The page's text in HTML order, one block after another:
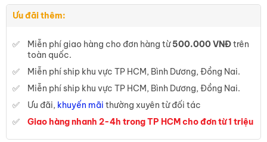
Ưu đãi thêm:
Miễn phí giao hàng cho đơn hàng từ500.000 VNĐtrên
toàn quốc.
Miễn phí ship khu vực TP HCM, Bình Dương, Đồng Nai.
Miễn phí ship khu vực TP HCM, Bình Dương, Đồng Nai.
Ưu đãi, khuyến mãi thường xuyên từ đối tác
Giao hàng nhanh 2-4h trong TP HCM cho đơn từ 1 triệu